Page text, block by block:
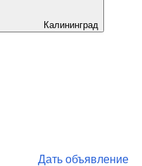
Калининград
Дать объявление